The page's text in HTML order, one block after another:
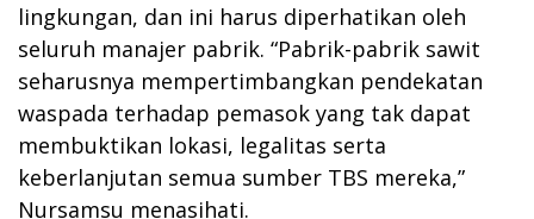
lingkungan, dan ini harus diperhatikan oleh
seluruh manajer pabrik. “Pabrik-pabrik sawit
seharusnya mempertimbangkan pendekatan
waspada terhadap pemasok yang tak dapat
membuktikan lokasi, legalitas serta
keberlanjutan semua sumber TBS mereka,”
Nursamsu menasihati.